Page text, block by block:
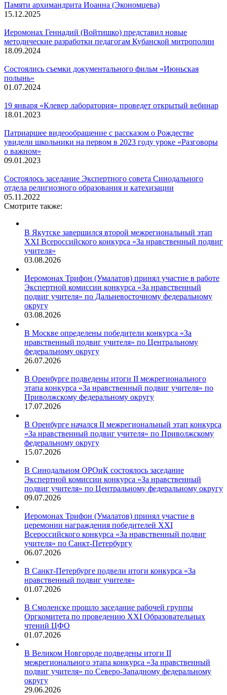
Памяти архимандрита Иоанна (Экономцева)
15.12.2025
Иеромонах Геннадий (Войтишко) представил новые
методические разработки педагогам Кубанской митрополии
18.09.2024
Состоялись съемки документального фильм «Июньская
полынь»
01.07.2024
19 января «Клевер лаборатория» проведет открытый вебинар
18.01.2023
Патриаршее видеообращение с рассказом о Рождестве
увидели школьники на первом в 2023 году уроке «Разговоры
о важном»
09.01.2023
Состоялось заседание Экспертного совета Синодального
отдела религиозного образования и катехизации
05.11.2022
Смотрите также:
В Якутске завершился второй межрегиональный этап
XXI Всероссийского конкурса «За нравственный подвиг
учителя»
03.08.2026
Иеромонах Трифон (Умалатов) принял участие в работе
Экспертной комиссии конкурса «За нравственный
подвиг учителя» по Дальневосточному федеральному
округу
03.08.2026
В Москве определены победители конкурса «За
нравственный подвиг учителя» по Центральному
федеральному округу
26.07.2026
В Оренбурге подведены итоги II межрегионального
этапа конкурса «За нравственный подвиг учителя» по
Приволжскому федеральному округу
17.07.2026
В Оренбурге начался II межрегиональный этап конкурса
«За нравственный подвиг учителя» по Приволжскому
федеральному округу
15.07.2026
В Синодальном ОРОиК состоялось заседание
Экспертной комиссии конкурса «За нравственный
подвиг учителя» по Центральному федеральному округу
09.07.2026
Иеромонах Трифон (Умалатов) принял участие в
церемонии награждения победителей XXI
Всероссийского конкурса «За нравственный подвиг
учителя» по Санкт-Петербургу
06.07.2026
В Санкт-Петербурге подвели итоги конкурса «За
нравственный подвиг учителя»
01.07.2026
В Смоленске прошло заседание рабочей группы
Оргкомитета по проведению XXI Образовательных
чтений ЦФО
01.07.2026
В Великом Новгороде подведены итоги II
межрегионального этапа конкурса «За нравственный
подвиг учителя» по Северо-Западному федеральному
округу
29.06.2026